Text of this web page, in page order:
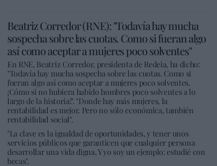
Beatriz Corredor (RNE): "Todavía hay mucha
sospecha sobre las cuotas. Como si fueran algo
así como aceptar a mujeres poco solventes"
En RNE, Beatriz Corredor, presidenta de Redeia, ha dicho:
"Todavía hay mucha sospecha sobre las cuotas. Como si
fueran algo así como aceptar a mujeres poco solventes.
¡Cómo si no hubiera habido hombres poco solventes a lo
largo de la historia!". "Donde hay más mujeres, la
rentabilidad es mejor. Pero no sólo económica, también
rentabilidad social".
"La clave es la igualdad de oportunidades, y tener unos
servicios públicos que garanticen que cualquier persona
desarrollar una vida digna. Y yo soy un ejemplo: estudié con
becas".